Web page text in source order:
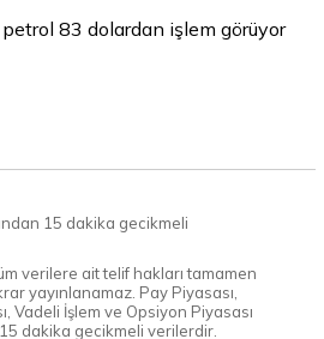
83 dolardan işlem görüyor
15 dakika gecikmeli
verilere ait telif hakları tamamen
yayınlanamaz. Pay Piyasası,
Vadeli İşlem ve Opsiyon Piyasası
dakika gecikmeli verilerdir.